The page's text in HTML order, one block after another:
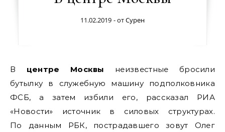
11.02.2019 - отСурен
В центре Москвы неизвестные бросили
бутылку в служебную машину подполковника
ФСБ, а затем избили его, рассказал РИА
«Новости» источник в силовых структурах.
По данным РБК, пострадавшего зовут Олег